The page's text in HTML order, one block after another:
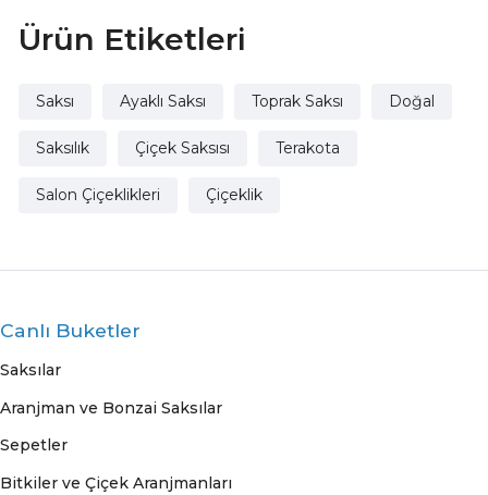
Ürün Etiketleri
Saksı Ayaklı Saksı Toprak Saksı Doğal
Saksılık Çiçek Saksısı Terakota
Salon Çiçeklikleri Çiçeklik
Canlı Buketler
Saksılar
Aranjman ve Bonzai Saksılar
Sepetler
Bitkiler ve Çiçek Aranjmanları